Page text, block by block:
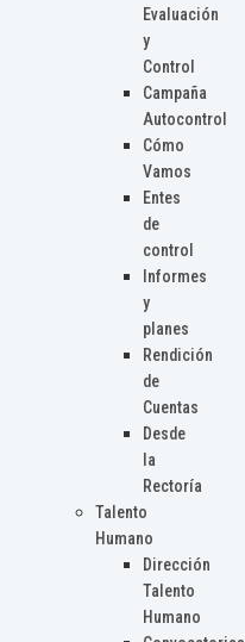
Evaluación
y
Control
Campaña
Autocontrol
Cómo
Vamos
Entes
de
control
Informes
y
planes
Rendición
de
Cuentas
Desde
la
Rectoría
Talento
Humano
Dirección
Talento
Humano